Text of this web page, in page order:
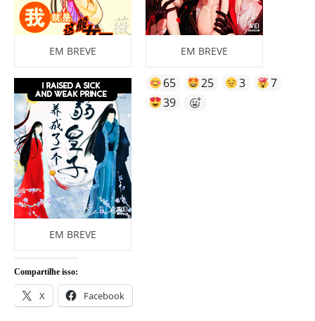
EM BREVE EM BREVE
EM BREVE
65 25 3
7
39
Compartilhe isso:
X Facebook